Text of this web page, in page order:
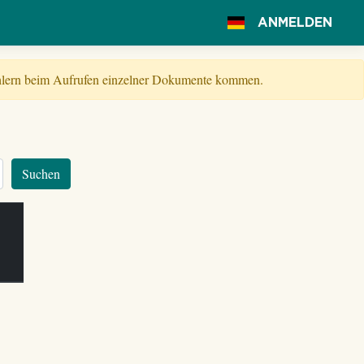
ANMELDEN
beim Aufrufen einzelner Dokumente kommen.
Suchen